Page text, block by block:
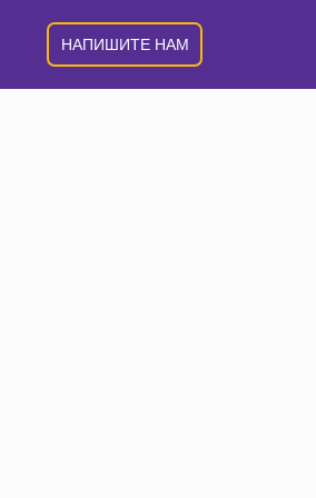
НАПИШИТЕ НАМ